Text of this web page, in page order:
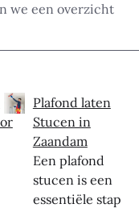
we een overzicht
Plafond laten
Stucen in
Zaandam
Een plafond
stucen is een
essentiële stap